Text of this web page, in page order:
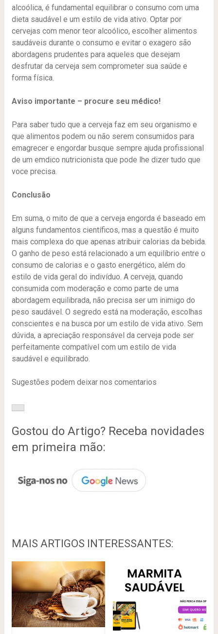
alcoólica, é fundamental equilibrar o consumo com uma
dieta saudável e um estilo de vida ativo. Optar por
cervejas com menor teor alcoólico, escolher alimentos
saudáveis durante o consumo e evitar o exagero são
abordagens prudentes para aqueles que desejam
desfrutar da cerveja sem comprometer sua saúde e
forma física.
Aviso importante – procure seu médico!
Para saber tudo que a cerveja faz em seu organismo e
que alimentos podem ou não serem consumidos para
emagrecer e engordar busque sempre ajuda profissional
de um emdico nutricionista que pode lhe dizer tudo que
voce precisa.
Conclusão
Em suma, o mito de que a cerveja engorda é baseado em
alguns fundamentos científicos, mas a questão é muito
mais complexa do que apenas atribuir calorias da bebida.
O ganho de peso está relacionado a um equilíbrio entre o
consumo de calorias e o gasto energético, além do
estilo de vida geral do indivíduo. A cerveja, quando
consumida com moderação e como parte de uma
abordagem equilibrada, não precisa ser um inimigo do
peso saudável. O segredo está na moderação, escolhas
conscientes e na busca por um estilo de vida ativo. Sem
dúvida, a apreciação responsável da cerveja pode ser
perfeitamente compatível com um estilo de vida
saudável e equilibrado.
Sugestões podem deixar nos comentarios
Gostou do Artigo? Receba novidades
em primeira mão:
MAIS ARTIGOS INTERESSANTES: